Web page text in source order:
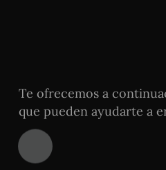
Te ofrecemos a
que pueden ayudarte a